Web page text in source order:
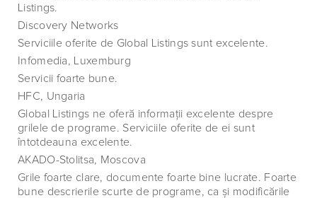
Listings.
Discovery Networks
Serviciile oferite de Global Listings sunt excelente.
Infomedia, Luxemburg
Servicii foarte bune.
HFC, Ungaria
Global Listings ne oferă informaţii excelente despre
grilele de programe. Serviciile oferite de ei sunt
întotdeauna excelente.
AKADO-Stolitsa, Moscova
Grile foarte clare, documente foarte bine lucrate. Foarte
bune descrierile scurte de programe, ca şi modificările